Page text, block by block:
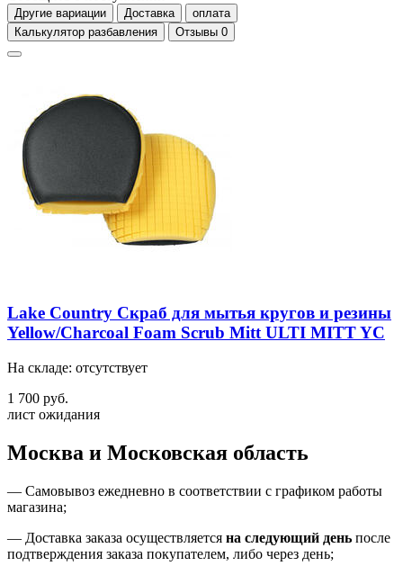
Другие вариации Доставка
оплата
Калькулятор разбавления
Отзывы 0
Lake Country Скраб для мытья кругов и резины
Yellow/Charcoal Foam Scrub Mitt ULTI MITT YC
На складе: отсутствует
1 700 руб.
лист ожидания
Москва и Московская область
— Самовывоз ежедневно в соответствии с графиком работы
магазина;
— Доставка заказа осуществляется на следующий день после
подтверждения заказа покупателем, либо через день;